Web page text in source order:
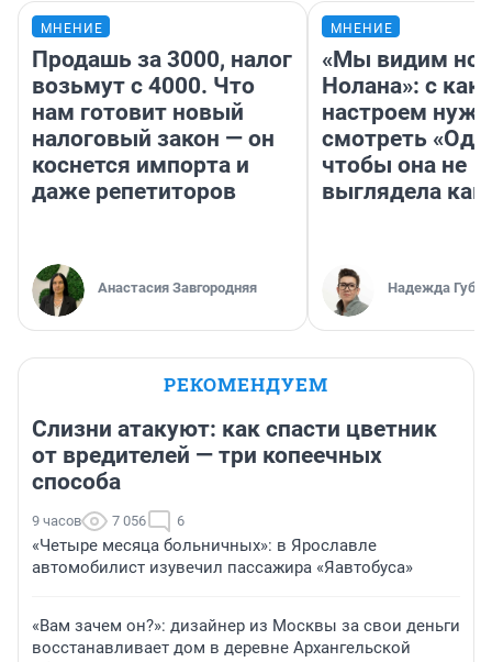
МНЕНИЕ
Продашь за 3000, налог
возьмут с 4000. Что
нам готовит новый
налоговый закон — он
коснется импорта и
даже репетиторов
Анастасия Завгородняя
МНЕНИЕ
«Мы видим
Нолана»: с
настроем
смотреть
чтобы она не
выглядела как
Надежда
РЕКОМЕНДУЕМ
Слизни атакуют: как спасти цветник
от вредителей — три копеечных
способа
9 часов 7 056 6
«Четыре месяца больничных»: в Ярославле
автомобилист изувечил пассажира «Яавтобуса»
«Вам зачем он?»: дизайнер из Москвы за свои деньги
восстанавливает дом в деревне Архангельской